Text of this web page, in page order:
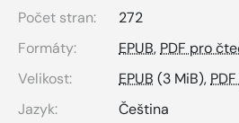
Počet stran:
272
Formáty:
EPUB, PDF pro
Velikost:
EPUB (3 MiB),
Jazyk:
Čeština